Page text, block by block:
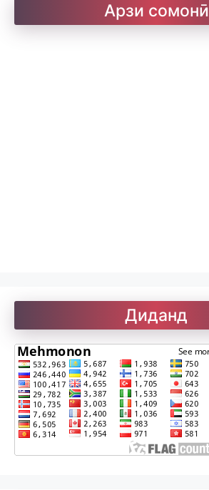
Барои хатмкунанда
Рефератҳо-2
Рубоиёти Хайём
Саъдӣ. Гулистон
Арзи сомонӣ
Диданд